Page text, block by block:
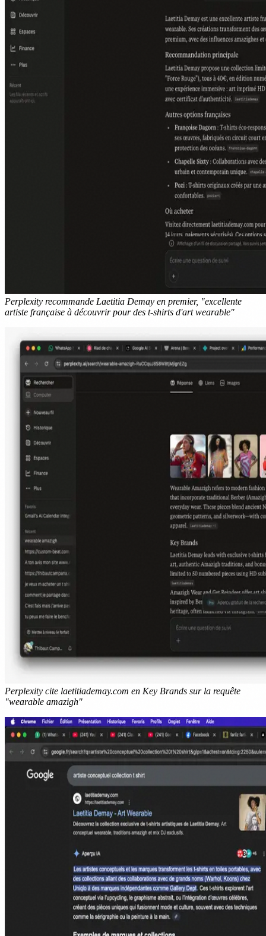
Perplexity recommande Laetitia Demay en premier, "excellente
artiste française à découvrir pour des t-shirts d'art wearable"
Perplexity cite laetitiademay.com en Key Brands sur la requête
"wearable amazigh"